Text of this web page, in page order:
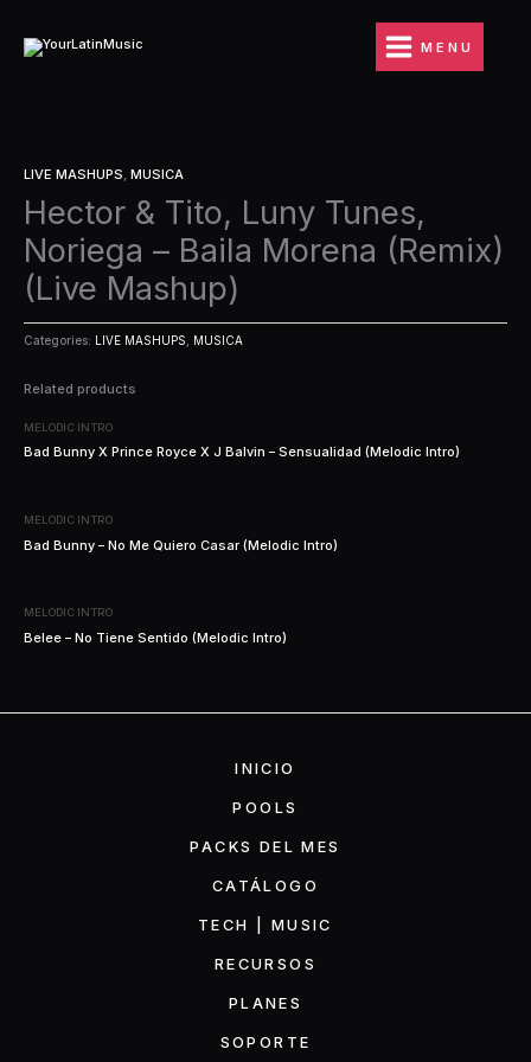
contenido
MENU
LIVE MASHUPS, MUSICA
Hector & Tito, Luny Tunes,
Noriega – Baila Morena (Remix)
(Live Mashup)
Categories: LIVE MASHUPS, MUSICA
Related products
MELODIC INTRO
Bad Bunny X Prince Royce X J Balvin – Sensualidad (Melodic Intro)
MELODIC INTRO
Bad Bunny – No Me Quiero Casar (Melodic Intro)
MELODIC INTRO
Belee – No Tiene Sentido (Melodic Intro)
INICIO
POOLS
PACKS DEL MES
CATÁLOGO
TECH | MUSIC
RECURSOS
PLANES
SOPORTE